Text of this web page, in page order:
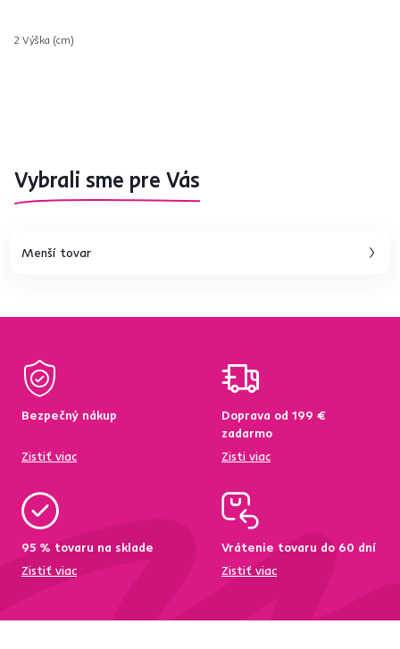
2 Výška (cm)
Vybrali sme pre Vás
Menší tovar
Bezpečný nákup
Zistiť viac
Doprava od 199 €
zadarmo
Zisti viac
95 % tovaru na sklade
Zistiť viac
Vrátenie tovaru do 60 dní
Zistiť viac